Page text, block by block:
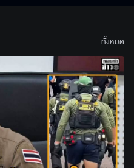
ทั้งหมด